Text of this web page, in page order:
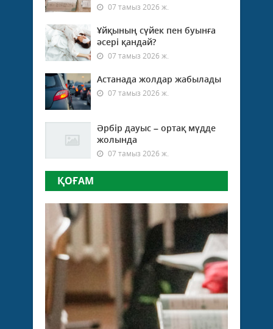
07 тамыз 2026 ж.
Ұйқының сүйек пен буынға
әсері қандай?
07 тамыз 2026 ж.
Астанада жолдар жабылады
07 тамыз 2026 ж.
Әрбір дауыс – ортақ мүдде
жолында
07 тамыз 2026 ж.
ҚОҒАМ